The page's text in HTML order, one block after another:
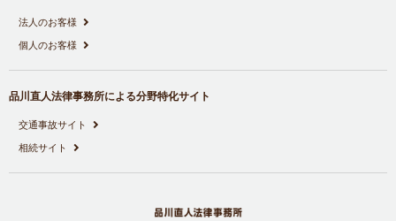
法人のお客様
個人のお客様
品川直人法律事務所による分野特化サイト
交通事故サイト
相続サイト